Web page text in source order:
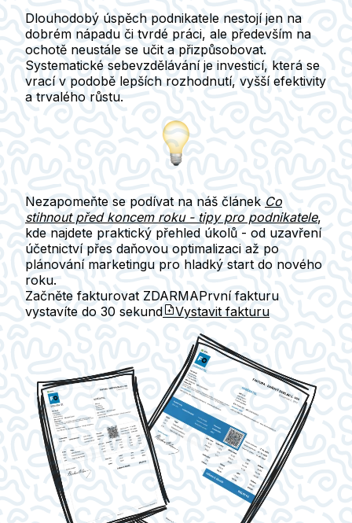
Dlouhodobý úspěch podnikatele nestojí jen na
dobrém nápadu či tvrdé práci, ale především na
ochotě neustále se učit a přizpůsobovat.
Systematické sebevzdělávání je investicí, která se
vrací v podobě lepších rozhodnutí, vyšší efektivity
a trvalého růstu.
Nezapomeňte se podívat na náš článek Co
stihnout před koncem roku - tipy pro podnikatele,
kde najdete praktický přehled úkolů - od uzavření
účetnictví přes daňovou optimalizaci až po
plánování marketingu pro hladký start do nového
roku.
Začněte fakturovat ZDARMAPrvní fakturu
vystavíte do 30 sekund Vystavit fakturu